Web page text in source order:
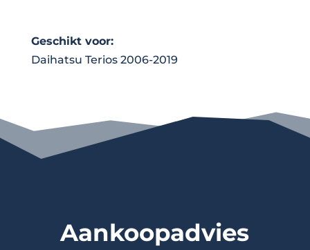
Geschikt voor:
Daihatsu Terios 2006-2019
Aankoopadvies